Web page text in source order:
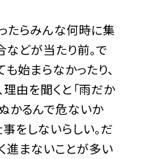
らみんな何時に集
どが当たり前。で
始まらなかったり、
由を聞くと「雨だか
かるんで危ないか
をしないらしい。だ
進まないことが多い